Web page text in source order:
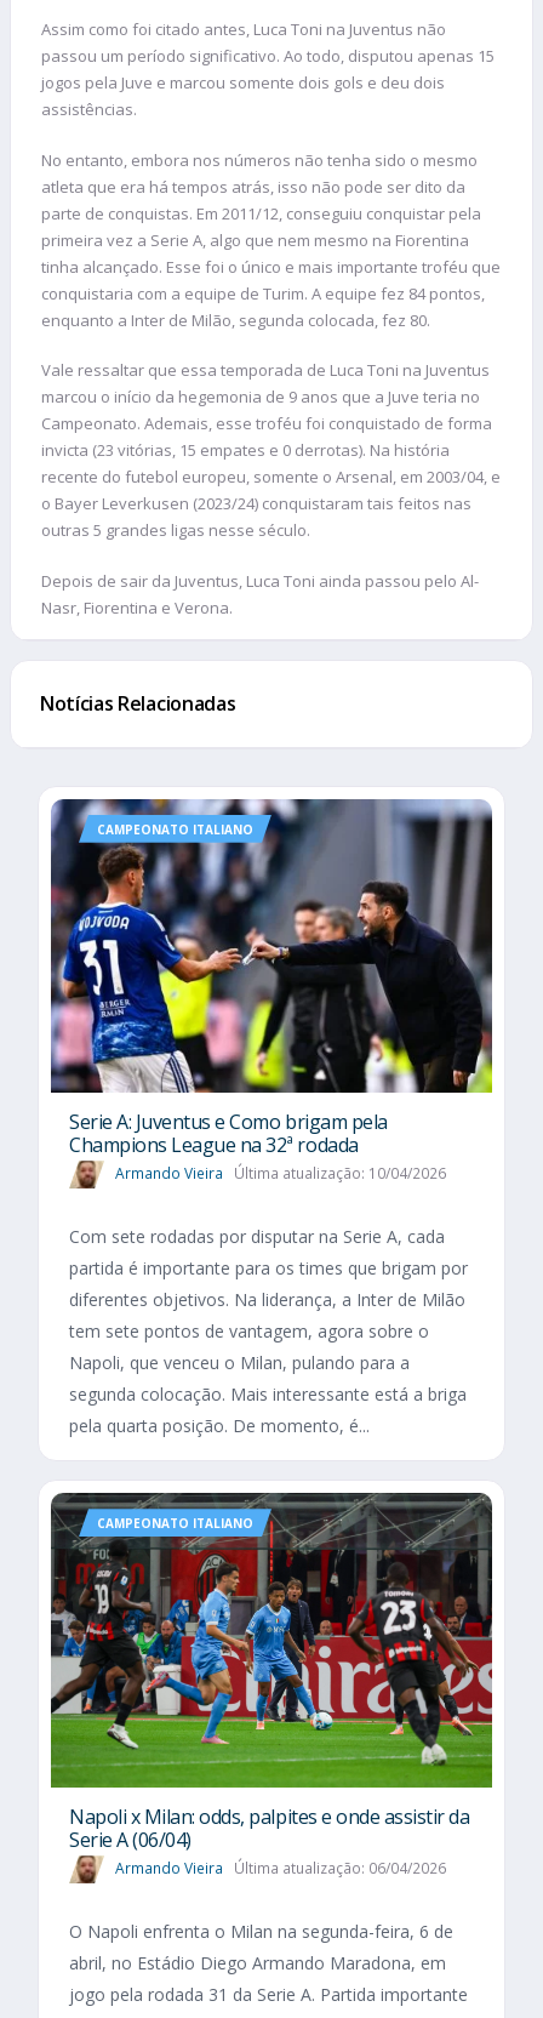
Assim como foi citado antes, Luca Toni na Juventus não
passou um período significativo. Ao todo, disputou apenas 15
jogos pela Juve e marcou somente dois gols e deu dois
assistências.
No entanto, embora nos números não tenha sido o mesmo
atleta que era há tempos atrás, isso não pode ser dito da
parte de conquistas. Em 2011/12, conseguiu conquistar pela
primeira vez a Serie A, algo que nem mesmo na Fiorentina
tinha alcançado. Esse foi o único e mais importante troféu que
conquistaria com a equipe de Turim. A equipe fez 84 pontos,
enquanto a Inter de Milão, segunda colocada, fez 80.
Vale ressaltar que essa temporada de Luca Toni na Juventus
marcou o início da hegemonia de 9 anos que a Juve teria no
Campeonato. Ademais, esse troféu foi conquistado de forma
invicta (23 vitórias, 15 empates e 0 derrotas). Na história
recente do futebol europeu, somente o Arsenal, em 2003/04, e
o Bayer Leverkusen (2023/24) conquistaram tais feitos nas
outras 5 grandes ligas nesse século.
Depois de sair da Juventus, Luca Toni ainda passou pelo Al-
Nasr, Fiorentina e Verona.
Notícias Relacionadas
CAMPEONATO ITALIANO
Serie A: Juventus e Como brigam pela
Champions League na 32ª rodada
Armando Vieira Última atualização: 10/04/2026
Com sete rodadas por disputar na Serie A, cada
partida é importante para os times que brigam por
diferentes objetivos. Na liderança, a Inter de Milão
tem sete pontos de vantagem, agora sobre o
Napoli, que venceu o Milan, pulando para a
segunda colocação. Mais interessante está a briga
pela quarta posição. De momento, é...
CAMPEONATO ITALIANO
Napoli x Milan: odds, palpites e onde assistir da
Serie A (06/04)
Armando Vieira Última atualização: 06/04/2026
O Napoli enfrenta o Milan na segunda-feira, 6 de
abril, no Estádio Diego Armando Maradona, em
jogo pela rodada 31 da Serie A. Partida importante